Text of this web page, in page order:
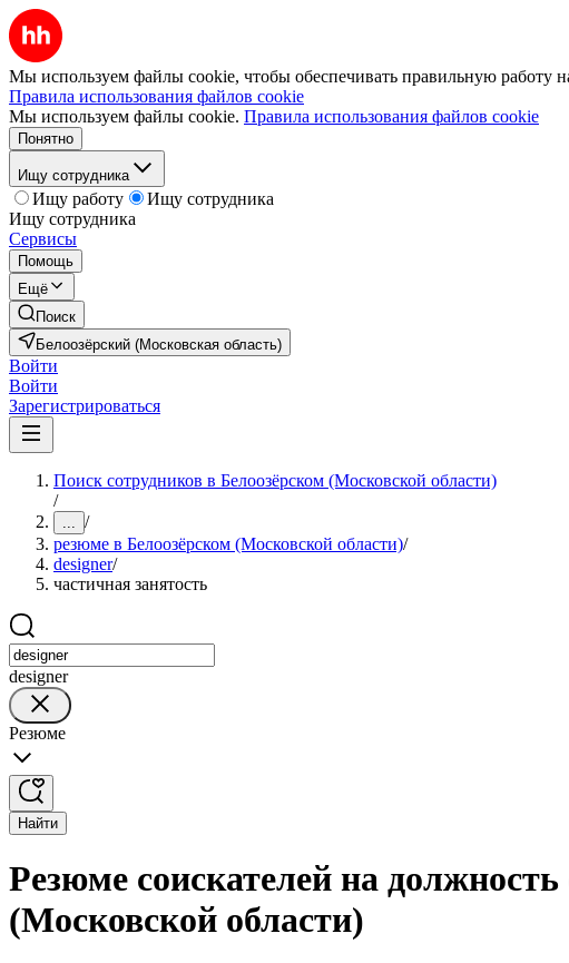
Мы используем файлы cookie, чтобы обеспечивать правильную работу
Правила использования файлов cookie
Мы используем файлы cookie. Правила использования файлов cookie
Понятно
Ищу сотрудника
Ищу работу
Ищу сотрудника
Ищу сотрудника
Сервисы
Помощь
Ещё
Поиск
Белоозёрский (Московская область)
Войти
Войти
Зарегистрироваться
Поиск сотрудников в Белоозёрском (Московской области)
/
... /
резюме в Белоозёрском (Московской области)/
designer/
частичная занятость
designer
Резюме
Найти
Резюме соискателей на
(Московской области)